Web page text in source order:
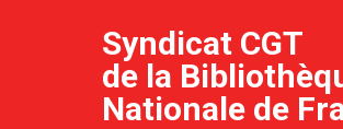
Syndicat CGT
de la
Nationale de